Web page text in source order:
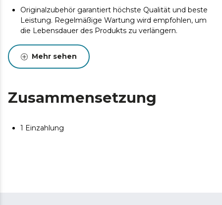
Originalzubehör garantiert höchste Qualität und beste
Leistung. Regelmäßige Wartung wird empfohlen, um
die Lebensdauer des Produkts zu verlängern.
Mehr sehen
Zusammensetzung
1 Einzahlung